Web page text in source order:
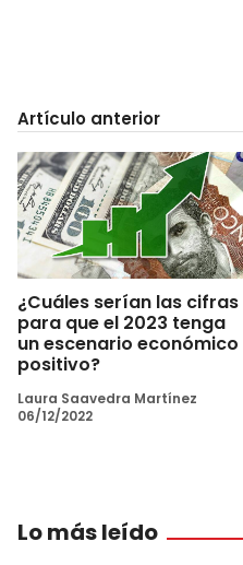
Artículo anterior
¿Cuáles serían las cifras
para que el 2023 tenga
un escenario económico
positivo?
Laura Saavedra Martínez
06/12/2022
Lo más leído